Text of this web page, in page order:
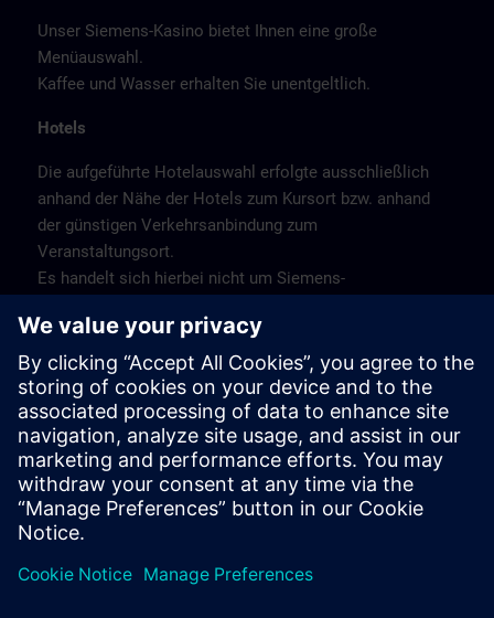
Unser Siemens-Kasino bietet Ihnen eine große
Menüauswahl.
Kaffee und Wasser erhalten Sie unentgeltlich.
Hotels
Die aufgeführte Hotelauswahl erfolgte ausschließlich
anhand der Nähe der Hotels zum Kursort bzw. anhand
der günstigen Verkehrsanbindung zum
Veranstaltungsort.
Es handelt sich hierbei nicht um Siemens-
Hotels keine Gewähr übernehmen.
Bitte beachten Sie, dass aufgrund von Messen oder
anderen Großereignissendie Hotels nur begrenzte
Kapzitäten haben. Buchen Sie daher frühzeitig!
Stornierung
Bitte stornieren Sie schriftlich.